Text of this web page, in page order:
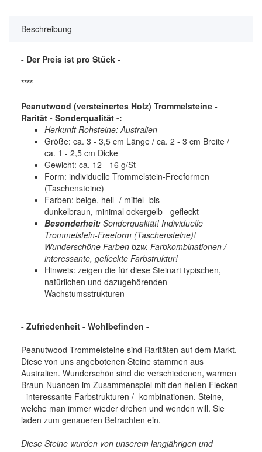
Beschreibung
- Der Preis ist pro Stück -
****
Peanutwood (versteinertes Holz) Trommelsteine -
Rarität - Sonderqualität -:
Herkunft Rohsteine: Australien
Größe: ca. 3 - 3,5 cm Länge / ca. 2 - 3 cm Breite /
ca. 1 - 2,5 cm Dicke
Gewicht: ca. 12 - 16 g/St
Form: individuelle Trommelstein-Freeformen
(Taschensteine)
Farben: beige, hell- / mittel- bis
dunkelbraun, minimal ockergelb - gefleckt
Besonderheit: Sonderqualität! Individuelle
Trommelstein-Freeform (Taschensteine)!
Wunderschöne Farben bzw. Farbkombinationen /
interessante, gefleckte Farbstruktur!
Hinweis: zeigen die für diese Steinart typischen,
natürlichen und dazugehörenden
Wachstumsstrukturen
- Zufriedenheit - Wohlbefinden -
Peanutwood-Trommelsteine sind Raritäten auf dem Markt.
Diese von uns angebotenen Steine stammen aus
Australien. Wunderschön sind die verschiedenen, warmen
Braun-Nuancen im Zusammenspiel mit den hellen Flecken
- interessante Farbstrukturen / -kombinationen. Steine,
welche man immer wieder drehen und wenden will. Sie
laden zum genaueren Betrachten ein.
Diese Steine wurden von unserem langjährigen und